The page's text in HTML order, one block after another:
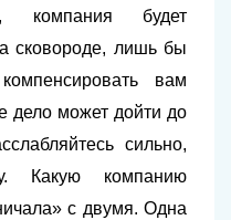
компания будет
сковороде, лишь бы
вам
дело может дойти до
сильно,
Какую компанию
с двумя. Одна